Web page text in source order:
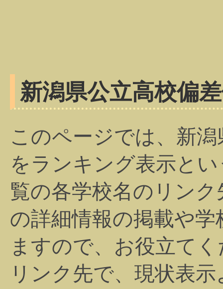
新潟県公立高校偏
このページでは、新
をランキング表示と
覧の各学校名のリン
の詳細情報の掲載や
ますので、お役立て
リンク先で、現状表